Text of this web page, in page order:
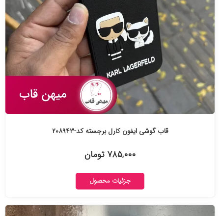
قاب گوشی ایفون کارل برجسته کد-۲۰۸۹۴۳
۷۸۵,۰۰۰ تومان
جزئیات محصول